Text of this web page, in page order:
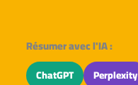
Résumer avec l'IA :
ChatGPT Perplexity